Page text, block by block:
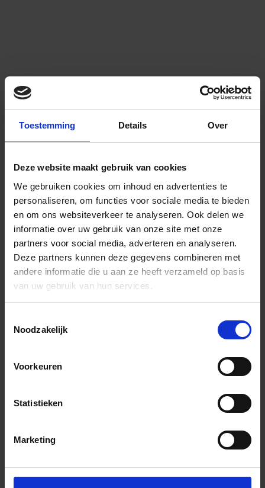
Toestemming Details Over
Deze website maakt gebruik van cookies
We gebruiken cookies om inhoud en advertenties te
personaliseren, om functies voor sociale media te bieden
en om ons websiteverkeer te analyseren. Ook delen we
informatie over uw gebruik van onze site met onze
partners voor social media, adverteren en analyseren.
Deze partners kunnen deze gegevens combineren met
andere informatie die u aan ze heeft verzameld op basis
van uw gebruik van hun services.
Noodzakelijk
Voorkeuren
Statistieken
Marketing